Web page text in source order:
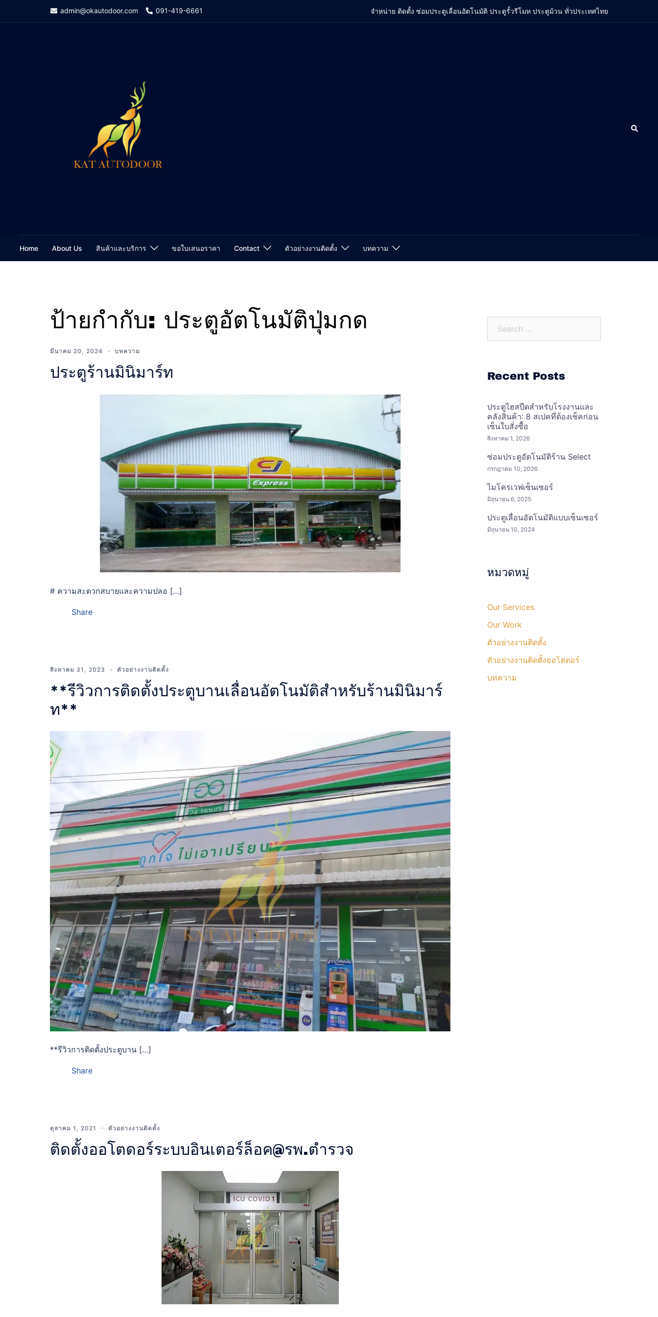
admin@okautodoor.com 091-419-6661 จำหน่าย ติดตั้ง ซ่อมประตูเลื่อนอัตโนมัติ ประตูรั้วรีโมท ประตูม้วน ทั่วประเทศไทย
Search
Home About Us สินค้าและบริการ ขอใบเสนอราคา Contact ตัวอย่างงานติดตั้ง บทความ
ป้ายกำกับ: ประตูอัตโนมัติปุ่มกด
มีนาคม 20, 2024 บทความ
ประตูร้านมินิมาร์ท
# ความสะดวกสบายและความปลอ […]
Share
สิงหาคม 31, 2023 ตัวอย่างงานติดตั้ง
**รีวิวการติดตั้งประตูบานเลื่อนอัตโนมัติสำหรับร้านมินิมาร์
ท**
**รีวิวการติดตั้งประตูบาน […]
Share
ตุลาคม 1, 2021 ตัวอย่างงานติดตั้ง
ติดตั้งออโตดอร์ระบบอินเตอร์ล็อค@รพ.ตำรวจ
Recent Posts
ประตูไฮสปีดสำหรับโรงงานและ
คลังสินค้า: 8 สเปคที่ต้องเช็คก่อน
เซ็นใบสั่งซื้อ
สิงหาคม 1, 2026
ซ่อมประตูอัตโนมัติร้าน Select
กรกฎาคม 10, 2026
ไมโครเวฟเซ็นเซอร์
มิถุนายน 6, 2025
ประตูเลื่อนอัตโนมัติแบบเซ็นเซอร์
มิถุนายน 10, 2024
หมวดหมู่
Our Services
Our Work
ตัวอย่างงานติดตั้ง
ตัวอย่างงานติดตั้งออโตดอร์
บทความ